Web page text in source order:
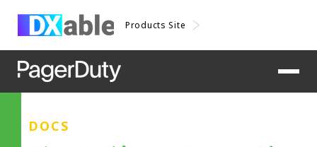
Products Site
DOCS